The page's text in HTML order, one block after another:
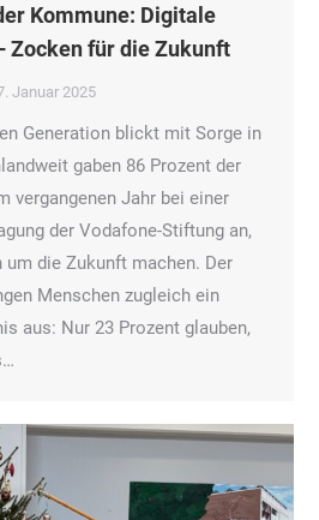
Kommune: Digitale
Zocken für die Zukunft
Januar 2025
Generation blickt mit Sorge in
gaben 86 Prozent der
vergangenen Jahr bei einer
der Vodafone-Stiftung an,
die Zukunft machen. Der
Menschen zugleich ein
aus: Nur 23 Prozent glauben,